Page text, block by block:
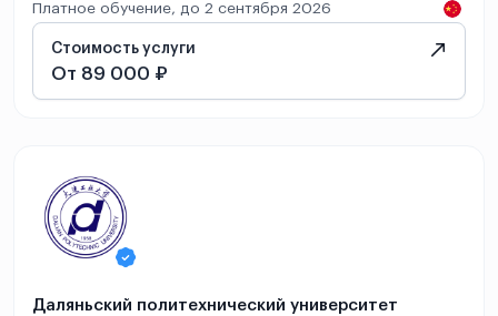
Платное обучение, до 2 сентября 2026
Стоимость услуги
От 89 000 ₽
Даляньский политехнический университет